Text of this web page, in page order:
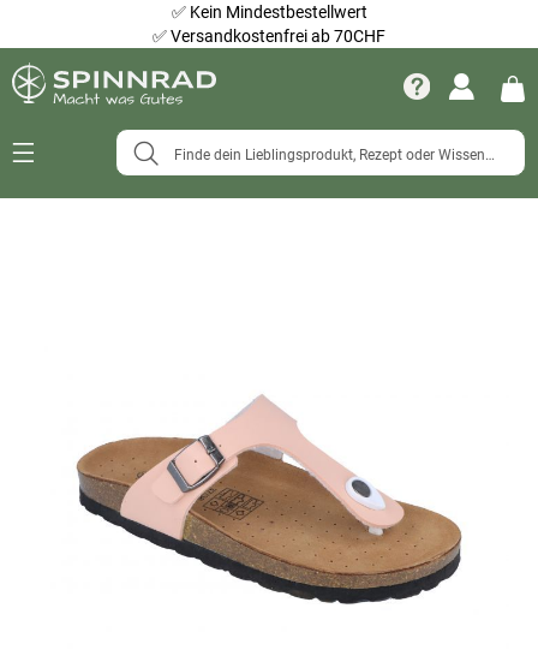
✅ Kein Mindestbestellwert
✅Versandkostenfrei ab 70CHF
Navigation